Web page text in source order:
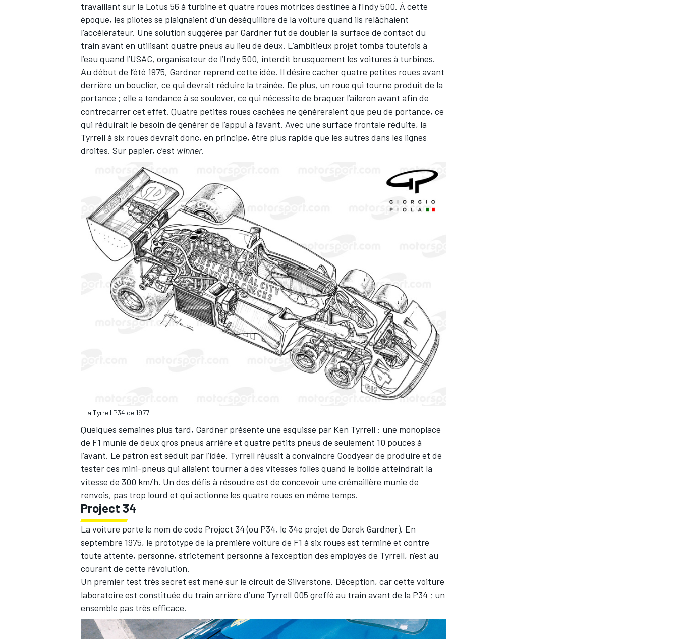
AUTRES CHAMPIONNATS
travaillant sur la Lotus 56 à turbine et quatre roues motrices destinée à l’Indy 500. À cette
époque, les pilotes se plaignaient d’un déséquilibre de la voiture quand ils relâchaient
l’accélérateur. Une solution suggérée par Gardner fut de doubler la surface de contact du
train avant en utilisant quatre pneus au lieu de deux. L’ambitieux projet tomba toutefois à
l’eau quand l’USAC, organisateur de l’Indy 500, interdit brusquement les voitures à turbines.
Au début de l’été 1975, Gardner reprend cette idée. Il désire cacher quatre petites roues avant
derrière un bouclier, ce qui devrait réduire la traînée. De plus, un roue qui tourne produit de la
portance ; elle a tendance à se soulever, ce qui nécessite de braquer l’aileron avant afin de
contrecarrer cet effet. Quatre petites roues cachées ne généreraient que peu de portance, ce
qui réduirait le besoin de générer de l’appui à l’avant. Avec une surface frontale réduite, la
Tyrrell à six roues devrait donc, en principe, être plus rapide que les autres dans les lignes
droites. Sur papier, c’est winner.
La Tyrrell P34 de 1977
Quelques semaines plus tard, Gardner présente une esquisse par Ken Tyrrell : une monoplace
de F1 munie de deux gros pneus arrière et quatre petits pneus de seulement 10 pouces à
l’avant. Le patron est séduit par l’idée. Tyrrell réussit à convaincre Goodyear de produire et de
tester ces mini-pneus qui allaient tourner à des vitesses folles quand le bolide atteindrait la
vitesse de 300 km/h. Un des défis à résoudre est de concevoir une crémaillère munie de
renvois, pas trop lourd et qui actionne les quatre roues en même temps.
Project 34
La voiture porte le nom de code Project 34 (ou P34, le 34e projet de Derek Gardner). En
septembre 1975, le prototype de la première voiture de F1 à six roues est terminé et contre
toute attente, personne, strictement personne à l’exception des employés de Tyrrell, n'est au
courant de cette révolution.
Un premier test très secret est mené sur le circuit de Silverstone. Déception, car cette voiture
laboratoire est constituée du train arrière d’une Tyrrell 005 greffé au train avant de la P34 ; un
ensemble pas très efficace.